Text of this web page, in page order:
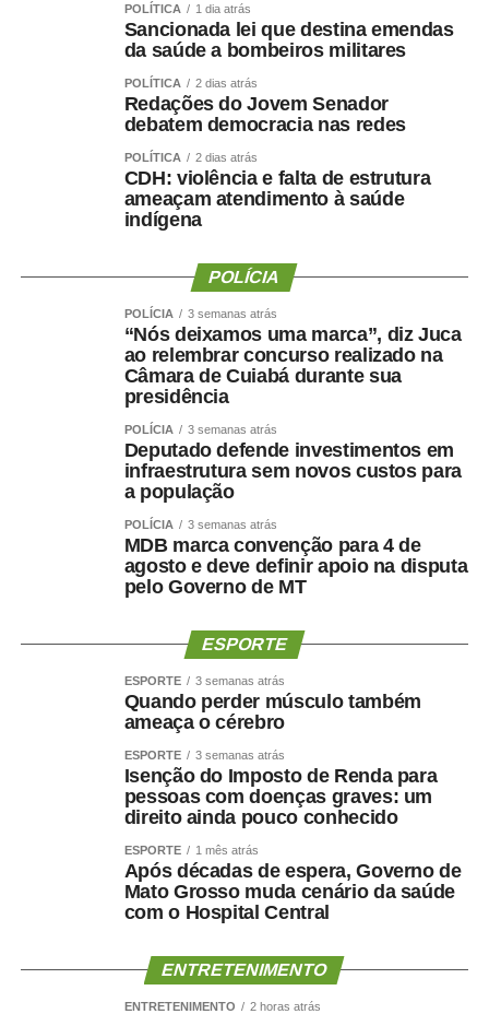
Ao final do encontro, Juca reforçou a importância da
valorização do serviço público por meio de concursos
igualdade de oportunidades para todos os candidatos.
COMENTE ABAIXO:
WhatsApp
Facebook
Twitter
Messenger
LinkedIn
Share
POLÍTICA 1 dia atrás
Sancionada lei que destina emendas
da saúde a bombeiros militares
POLÍTICA 2 dias atrás
Redações do Jovem Senador
debatem democracia nas redes
POLÍTICA 2 dias atrás
CDH: violência e falta de estrutura
ameaçam atendimento à saúde
indígena
POLÍCIA
POLÍCIA 3 semanas atrás
“Nós deixamos uma marca”, diz Juca
ao relembrar concurso realizado na
Câmara de Cuiabá durante sua
presidência
POLÍCIA 3 semanas atrás
Deputado defende investimentos em
infraestrutura sem novos custos para
a população
POLÍCIA 3 semanas atrás
MDB marca convenção para 4 de
agosto e deve definir apoio na disputa
pelo Governo de MT
ESPORTE
ESPORTE 3 semanas atrás
Quando perder músculo também
ameaça o cérebro
ESPORTE 3 semanas atrás
Isenção do Imposto de Renda para
pessoas com doenças graves: um
direito ainda pouco conhecido
ESPORTE 1 mês atrás
Após décadas de espera, Governo de
Mato Grosso muda cenário da saúde
com o Hospital Central
ENTRETENIMENTO
ENTRETENIMENTO 2 horas atrás